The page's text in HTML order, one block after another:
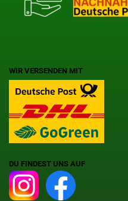
WIR VERSENDEN MIT
DU FINDEST UNS AUF